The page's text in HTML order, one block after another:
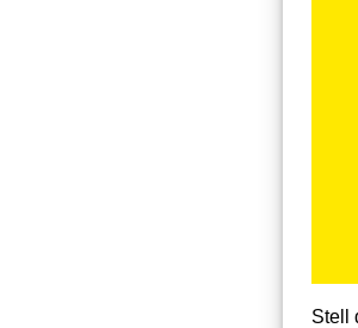
Stell